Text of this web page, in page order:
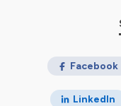
confidentialite
Facebook
LinkedIn